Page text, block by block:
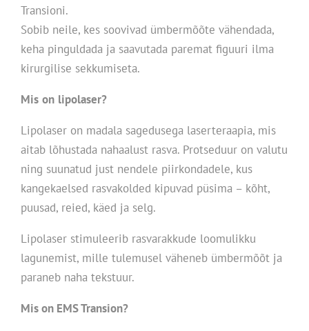
Transioni.
Sobib neile, kes soovivad ümbermõõte vähendada,
keha pinguldada ja saavutada paremat figuuri ilma
kirurgilise sekkumiseta.
Mis on lipolaser?
Lipolaser on madala sagedusega laserteraapia, mis
aitab lõhustada nahaalust rasva. Protseduur on valutu
ning suunatud just nendele piirkondadele, kus
kangekaelsed rasvakolded kipuvad püsima – kõht,
puusad, reied, käed ja selg.
Lipolaser stimuleerib rasvarakkude loomulikku
lagunemist, mille tulemusel väheneb ümbermõõt ja
paraneb naha tekstuur.
Mis on EMS Transion?